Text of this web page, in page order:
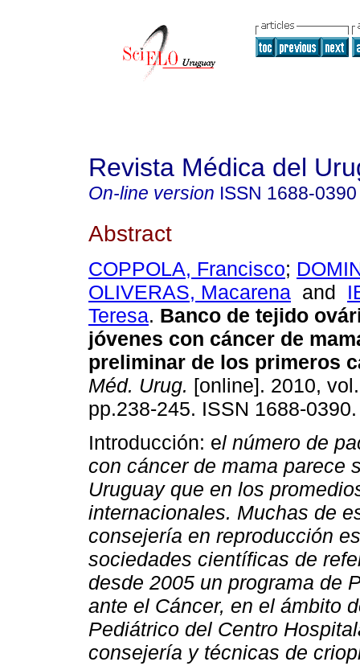
Revista Médica del
On-line version ISSN 1688-0390
Abstract
COPPOLA, Francisco;
OLIVERAS, Macarena and
Teresa. Banco de tejido
jóvenes con cáncer de
preliminar de los primeros
Méd. Urug. [online]. 2010,
pp.238-245. ISSN 1688-0390.
Introducción: el número de
con cáncer de mama parece
Uruguay que en los
internacionales. Muchas de
consejería en reproducción
sociedades científicas de
desde 2005 un programa de
ante el Cáncer, en el ámbito
Pediátrico del Centro
consejería y técnicas de